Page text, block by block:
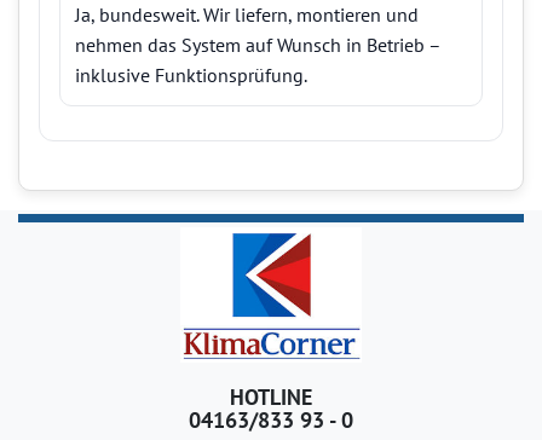
Ja, bundesweit. Wir liefern, montieren und
nehmen das System auf Wunsch in Betrieb –
inklusive Funktionsprüfung.
HOTLINE
04163/833 93 - 0